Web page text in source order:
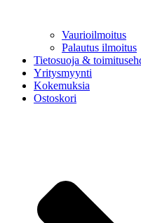
Vaurioilmoitus
Palautus ilmoitus
Tietosuoja &
Yritysmyynti
Kokemuksia
Ostoskori